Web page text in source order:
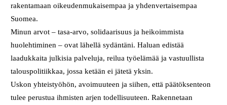
rakentamaan oikeudenmukaisempaa ja yhdenvertaisempaa
Suomea.
Minun arvot – tasa-arvo, solidaarisuus ja heikoimmista
huolehtiminen – ovat lähellä sydäntäni. Haluan edistää
laadukkaita julkisia palveluja, reilua työelämää ja vastuullista
talouspolitiikkaa, jossa ketään ei jätetä yksin.
Uskon yhteistyöhön, avoimuuteen ja siihen, että päätöksenteon
tulee perustua ihmisten arjen todellisuuteen. Rakennetaan